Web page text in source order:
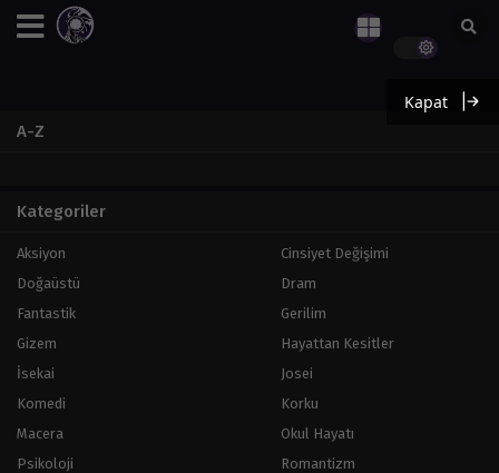
A-Z
Kategoriler
Aksiyon
Cinsiyet Değişimi
Doğaüstü
Dram
Fantastik
Gerilim
Gizem
Hayattan Kesitler
İsekai
Josei
Komedi
Korku
Macera
Okul Hayatı
Psikoloji
Romantizm
Kapat